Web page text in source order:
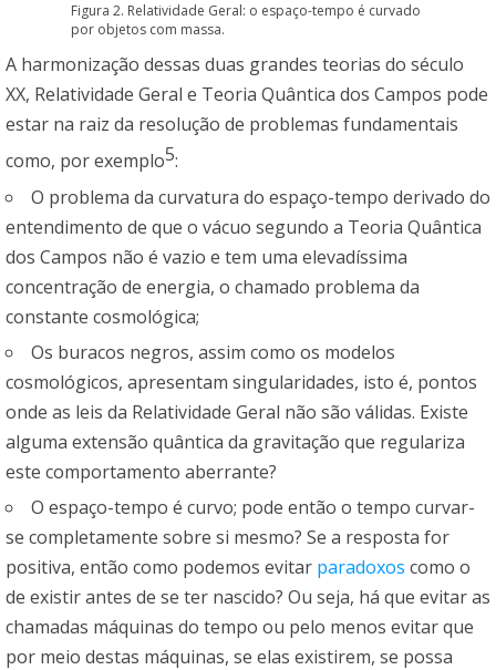
Figura 2. Relatividade Geral: o espaço-tempo é curvado
por objetos com massa.
A harmonização dessas duas grandes teorias do século
XX, Relatividade Geral e Teoria Quântica dos Campos pode
estar na raiz da resolução de problemas fundamentais
como, por exemplo5:
O problema da curvatura do espaço-tempo derivado do
entendimento de que o vácuo segundo a Teoria Quântica
dos Campos não é vazio e tem uma elevadíssima
concentração de energia, o chamado problema da
constante cosmológica;
Os buracos negros, assim como os modelos
cosmológicos, apresentam singularidades, isto é, pontos
onde as leis da Relatividade Geral não são válidas. Existe
alguma extensão quântica da gravitação que regulariza
este comportamento aberrante?
O espaço-tempo é curvo; pode então o tempo curvar-
se completamente sobre si mesmo? Se a resposta for
positiva, então como podemos evitar paradoxos como o
de existir antes de se ter nascido? Ou seja, há que evitar as
chamadas máquinas do tempo ou pelo menos evitar que
por meio destas máquinas, se elas existirem, se possa